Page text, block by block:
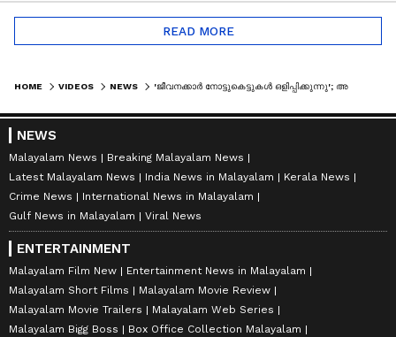
READ MORE
HOME VIDEOS NEWS
NEWS
Malayalam News
Breaking Malayalam News
Latest Malayalam News
India News in Malayalam
Kerala News
Crime News
International News in Malayalam
Gulf News in Malayalam
Viral News
ENTERTAINMENT
Malayalam Film New
Entertainment News in Malayalam
Malayalam Short Films
Malayalam Movie Review
Malayalam Movie Trailers
Malayalam Web Series
Malayalam Bigg Boss
Box Office Collection Malayalam